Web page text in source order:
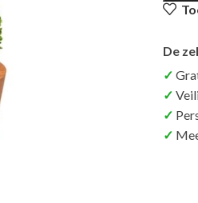
De